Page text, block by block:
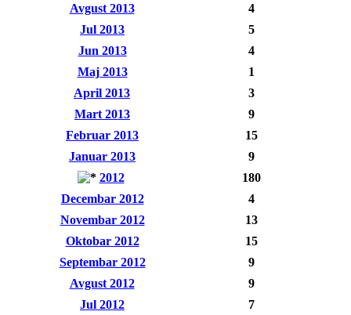
Avgust 2013
4
Jul 2013
5
Jun 2013
4
Maj 2013
1
April 2013
3
Mart 2013
9
Februar 2013
15
Januar 2013
9
2012
180
Decembar 2012
4
Novembar 2012
13
Oktobar 2012
15
Septembar 2012
9
Avgust 2012
9
Jul 2012
7